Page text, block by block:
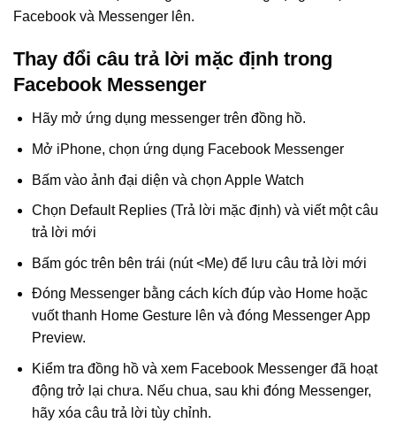
Facebook và Messenger lên.
Thay đổi câu trả lời mặc định trong
Facebook Messenger
Hãy mở ứng dụng messenger trên đồng hồ.
Mở iPhone, chọn ứng dụng Facebook Messenger
Bấm vào ảnh đại diện và chọn Apple Watch
Chọn Default Replies (Trả lời mặc định) và viết một câu
trả lời mới
Bấm góc trên bên trái (nút <Me) để lưu câu trả lời mới
Đóng Messenger bằng cách kích đúp vào Home hoặc
vuốt thanh Home Gesture lên và đóng Messenger App
Preview.
Kiểm tra đồng hồ và xem Facebook Messenger đã hoạt
động trở lại chưa. Nếu chua, sau khi đóng Messenger,
hãy xóa câu trả lời tùy chỉnh.